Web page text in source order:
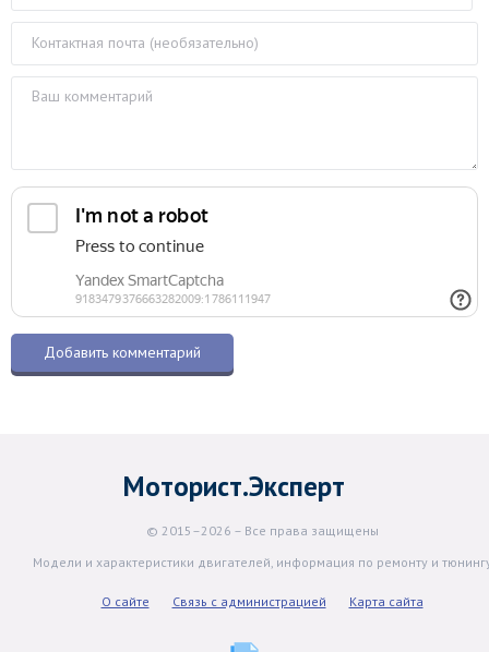
Моторист.Эксперт
© 2015–2026 – Все права защищены
Модели и характеристики двигателей, информация по ремонту и
О сайте Связь с администрацией Карта сайта